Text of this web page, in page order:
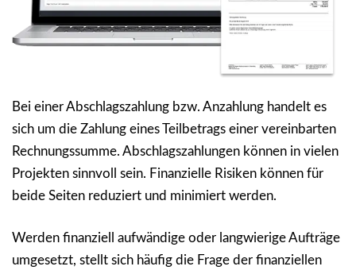
Bei einer Abschlagszahlung bzw. Anzahlung handelt es
sich um die Zahlung eines Teilbetrags einer vereinbarten
Rechnungssumme. Abschlagszahlungen können in vielen
Projekten sinnvoll sein. Finanzielle Risiken können für
beide Seiten reduziert und minimiert werden.
Werden finanziell aufwändige oder langwierige Aufträge
umgesetzt, stellt sich häufig die Frage der finanziellen